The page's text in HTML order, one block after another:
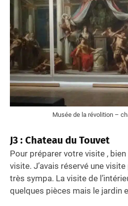
Musée de la révolition –
J3 : Chateau du Touvet
Pour préparer votre visite ,
visite. J’avais réservé une
très sympa. La visite de
quelques pièces mais le jardin